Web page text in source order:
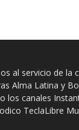
al servicio de la
Alma Latina y
los canales
TeclaLibre